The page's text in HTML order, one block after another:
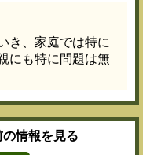
き、家庭では特に
にも特に問題は無
の情報を見る